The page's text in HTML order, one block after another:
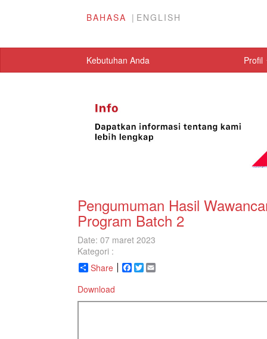
BAHASA ENGLISH
Kebutuhan Anda Profil
Pengumuman Hasil
Program Batch 2
Date: 07 maret 2023
Kategori :
Share
Facebook
Twitter
Download